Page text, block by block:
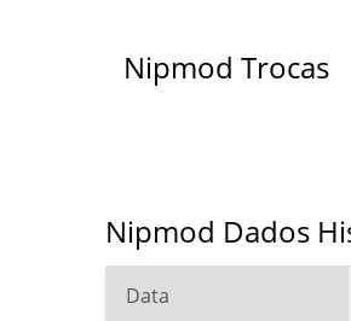
Nipmod Trocas
Nipmod Dados
Data